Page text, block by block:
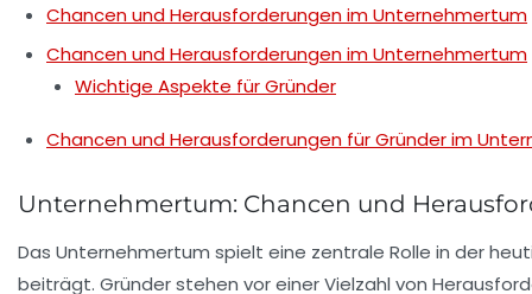
Chancen und Herausforderungen im Unternehmertum
Chancen und Herausforderungen im Unternehmertum
Wichtige Aspekte für Gründer
Chancen und Herausforderungen für Gründer im
Unternehmertum: Chancen und
Das Unternehmertum spielt eine zentrale Rolle in der
beiträgt. Gründer stehen vor einer Vielzahl von